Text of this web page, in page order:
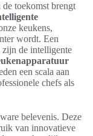
toekomst brengt
keukens,
wordt. Een
de intelligente
een scala aan
chefs als
belevenis. Deze
van innovatieve